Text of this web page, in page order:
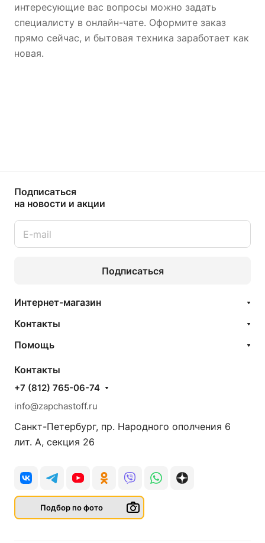
интересующие вас вопросы можно задать
специалисту в онлайн-чате. Оформите заказ
прямо сейчас, и бытовая техника заработает как
новая.
Подписаться
на новости и акции
Подписаться
Интернет-магазин
Контакты
Помощь
Контакты
+7 (812) 765-06-74
info@zapchastoff.ru
Санкт-Петербург, пр. Народного ополчения 6
лит. А, секция 26
Подбор по фото